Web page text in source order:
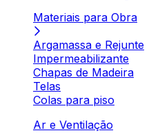
Materiais para Obra
Argamassa e Rejunte
Impermeabilizante
Chapas de Madeira
Telas
Colas para piso
Ar e Ventilação